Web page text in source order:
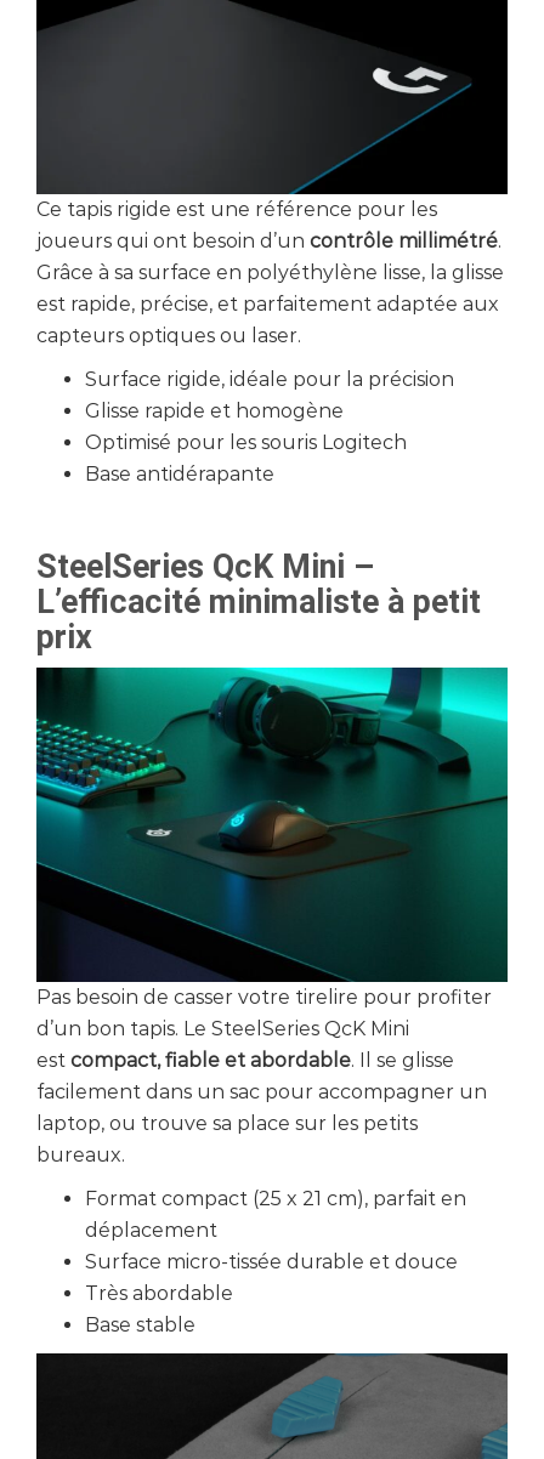
Ce tapis rigide est une référence pour les
joueurs qui ont besoin d’un contrôle millimétré.
Grâce à sa surface en polyéthylène lisse, la glisse
est rapide, précise, et parfaitement adaptée aux
capteurs optiques ou laser.
Surface rigide, idéale pour la précision
Glisse rapide et homogène
Optimisé pour les souris Logitech
Base antidérapante
SteelSeries QcK Mini –
L’efficacité minimaliste à petit
prix
Pas besoin de casser votre tirelire pour profiter
d’un bon tapis. Le SteelSeries QcK Mini
est compact, fiable et abordable. Il se glisse
facilement dans un sac pour accompagner un
laptop, ou trouve sa place sur les petits
bureaux.
Format compact (25 x 21 cm), parfait en
déplacement
Surface micro-tissée durable et douce
Très abordable
Base stable